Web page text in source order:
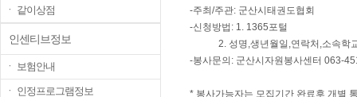
ㆍ 같이상점
인센티브정보
ㆍ 보험안내
ㆍ 인정프로그램정보
-주최/주관: 군산시태권도협회
-신청방법: 1. 1365포털
2. 성명,생년월일,연락처,소속학교
-봉사문의: 군산시자원봉사센터 063-
* 봉사가능자는 모집기간 완료후 개별